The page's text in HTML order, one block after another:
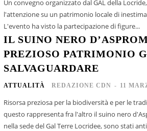
Un convegno organizzato dal GAL della
l'attenzione su un patrimonio locale di
L'evento ha visto la partecipazione di figure...
IL SUINO NERO
PREZIOSO PATRIMONIO
SALVAGUARDARE
ATTUALITÀ REDAZIONE CDN - 11
Risorsa preziosa per la biodiversità e per le
questo rappresenta fra l'altro il suino nero d'Aspromonte. In una
nella sede del Gal Terre Locridee, sono stati